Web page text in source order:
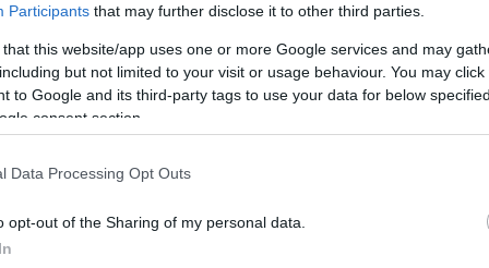
Participants that may further disclose it to other third parties.
that this website/app uses one or more Google services and may
but not limited to your visit or usage behaviour. You may
to Google and its third-party tags to use your data for below
consent section.
Data Processing Opt Outs
opt-out of the Sharing of my personal data.
indispensabile collegarsi alla
sul sito del Comune di Arzachena
le istruzioni. Il sistema richiederà
la targa del veicolo. Una volta
un codice QR che dovrà essere mostrato
in loco, mentre l’accesso all’arenile
i bambini sotto i 12 anni, pur essendo
del posto auto per tutti.